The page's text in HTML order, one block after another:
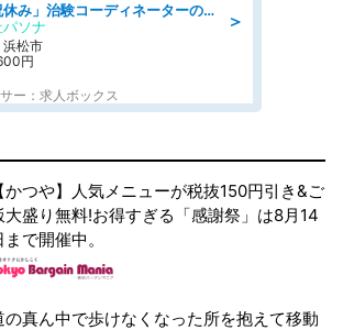
＞
「土日祝休み」治験コーディネーターのお仕事/未経験OK
ソナ
浜松市
円
ー：求人ボックス
【かつや】人気メニューが税抜150円引き&ご
大盛り無料!お得すぎる「感謝祭」は8月14
まで開催中。
の真ん中で歩けなくなった所を抱えて移動